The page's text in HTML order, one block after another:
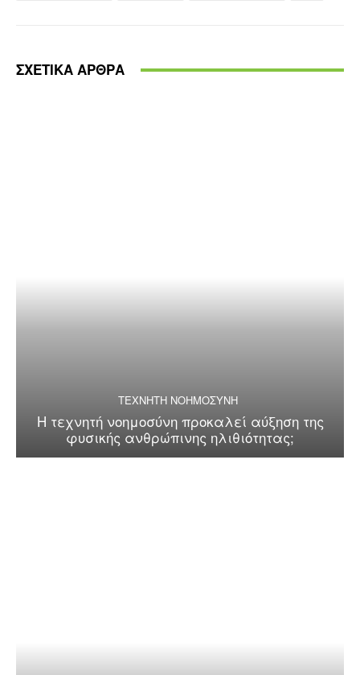
ΣΧΕΤΙΚΑ ΑΡΘΡΑ
ΤΕΧΝΗΤΗ ΝΟΗΜΟΣΥΝΗ
Η τεχνητή νοημοσύνη προκαλεί αύξηση της
φυσικής ανθρώπινης ηλιθιότητας;